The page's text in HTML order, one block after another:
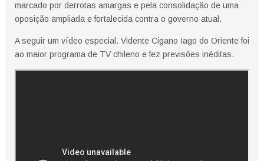
marcado por derrotas amargas e pela consolidação de uma
oposição ampliada e fortalecida contra o governo atual.
A seguir um vídeo especial. Vidente Cigano Iago do Oriente foi
ao maior programa de TV chileno e fez previsões inéditas.